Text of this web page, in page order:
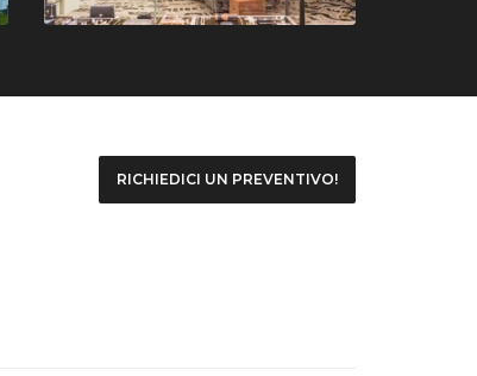
RICHIEDICI UN PREVENTIVO!